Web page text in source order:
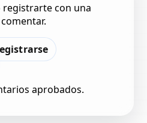
registrarte con una
aprobados.